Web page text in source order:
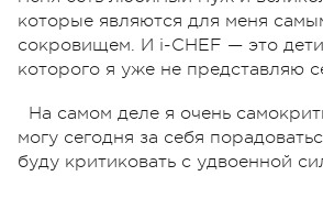
которые являются для меня
сокровищем. И i-CHEF — это
которого я уже не представляю
На самом деле я очень
могу сегодня за себя
буду критиковать с удвоенной